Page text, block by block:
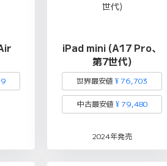
iPad mini (A17 Pro、
第7世代)
世界最安値 ¥ 76,703
中古最安値 ¥ 79,480
2024年発売